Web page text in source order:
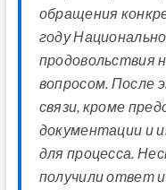
обращения
году
продовольствия
вопросом. После
связи, кроме
документации и
для процесса.
получили ответ